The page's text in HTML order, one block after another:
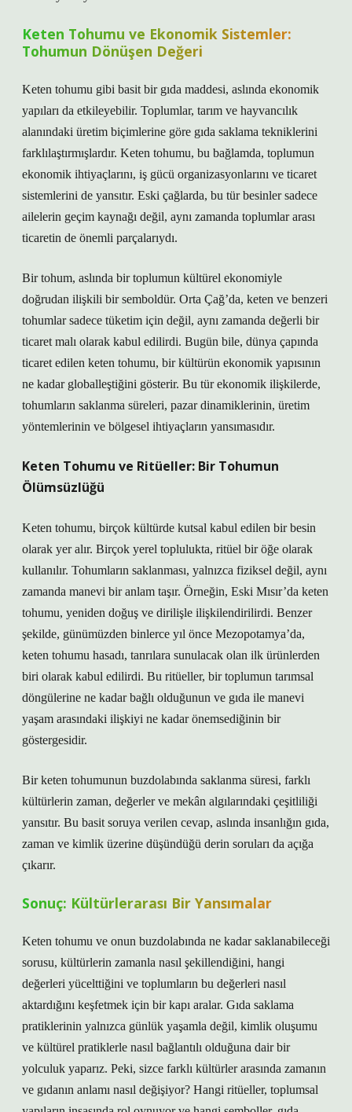
Keten Tohumu ve Ekonomik Sistemler:
Tohumun Dönüşen Değeri
Keten tohumu gibi basit bir gıda maddesi, aslında ekonomik
yapıları da etkileyebilir. Toplumlar, tarım ve hayvancılık
alanındaki üretim biçimlerine göre gıda saklama tekniklerini
farklılaştırmışlardır. Keten tohumu, bu bağlamda, toplumun
ekonomik ihtiyaçlarını, iş gücü organizasyonlarını ve ticaret
sistemlerini de yansıtır. Eski çağlarda, bu tür besinler sadece
ailelerin geçim kaynağı değil, aynı zamanda toplumlar arası
ticaretin de önemli parçalarıydı.
Bir tohum, aslında bir toplumun kültürel ekonomiyle
doğrudan ilişkili bir semboldür. Orta Çağ’da, keten ve benzeri
tohumlar sadece tüketim için değil, aynı zamanda değerli bir
ticaret malı olarak kabul edilirdi. Bugün bile, dünya çapında
ticaret edilen keten tohumu, bir kültürün ekonomik yapısının
ne kadar globalleştiğini gösterir. Bu tür ekonomik ilişkilerde,
tohumların saklanma süreleri, pazar dinamiklerinin, üretim
yöntemlerinin ve bölgesel ihtiyaçların yansımasıdır.
Keten Tohumu ve Ritüeller: Bir Tohumun
Ölümsüzlüğü
Keten tohumu, birçok kültürde kutsal kabul edilen bir besin
olarak yer alır. Birçok yerel toplulukta, ritüel bir öğe olarak
kullanılır. Tohumların saklanması, yalnızca fiziksel değil, aynı
zamanda manevi bir anlam taşır. Örneğin, Eski Mısır’da keten
tohumu, yeniden doğuş ve dirilişle ilişkilendirilirdi. Benzer
şekilde, günümüzden binlerce yıl önce Mezopotamya’da,
keten tohumu hasadı, tanrılara sunulacak olan ilk ürünlerden
biri olarak kabul edilirdi. Bu ritüeller, bir toplumun tarımsal
döngülerine ne kadar bağlı olduğunun ve gıda ile manevi
yaşam arasındaki ilişkiyi ne kadar önemsediğinin bir
göstergesidir.
Bir keten tohumunun buzdolabında saklanma süresi, farklı
kültürlerin zaman, değerler ve mekân algılarındaki çeşitliliği
yansıtır. Bu basit soruya verilen cevap, aslında insanlığın gıda,
zaman ve kimlik üzerine düşündüğü derin soruları da açığa
çıkarır.
Sonuç: Kültürlerarası Bir Yansımalar
Keten tohumu ve onun buzdolabında ne kadar saklanabileceği
sorusu, kültürlerin zamanla nasıl şekillendiğini, hangi
değerleri yücelttiğini ve toplumların bu değerleri nasıl
aktardığını keşfetmek için bir kapı aralar. Gıda saklama
pratiklerinin yalnızca günlük yaşamla değil, kimlik oluşumu
ve kültürel pratiklerle nasıl bağlantılı olduğuna dair bir
yolculuk yaparız. Peki, sizce farklı kültürler arasında zamanın
ve gıdanın anlamı nasıl değişiyor? Hangi ritüeller, toplumsal